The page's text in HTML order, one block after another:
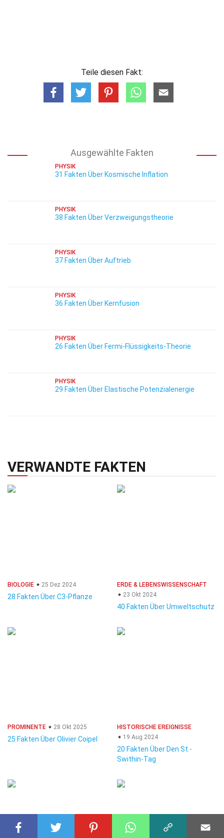
Teile diesen Fakt:
Ausgewählte Fakten
PHYSIK
31 Fakten Über Kosmische Inflation
PHYSIK
38 Fakten Über Verzweigungstheorie
PHYSIK
37 Fakten Über Auftrieb
PHYSIK
36 Fakten Über Kernfusion
PHYSIK
26 Fakten Über Fermi-Flüssigkeits-Theorie
PHYSIK
29 Fakten Über Elastische Potenzialenergie
VERWANDTE FAKTEN
BIOLOGIE 25 Dez 2024
28 Fakten Über C3-Pflanze
ERDE & LEBENSWISSENSCHAFT
23 Okt 2024
40 Fakten Über Umweltschutz
PROMINENTE 28 Okt 2025
25 Fakten Über Olivier Coipel
HISTORISCHE EREIGNISSE
19 Aug 2024
20 Fakten Über Den St.-
Swithin-Tag